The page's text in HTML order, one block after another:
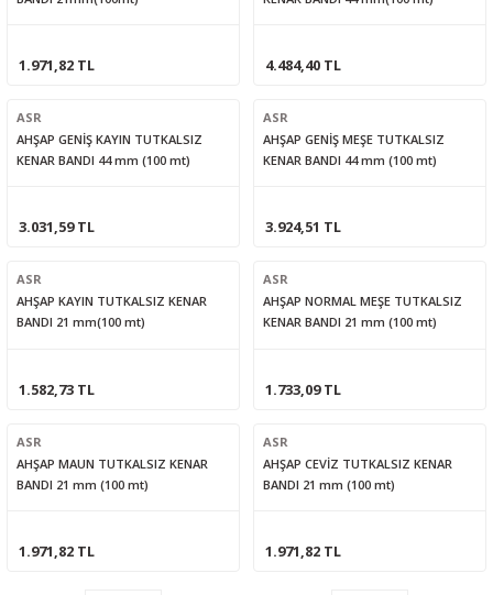
1.971,82 TL 4.484,40 TL
ASR
AHŞAP GENİŞ KAYIN TUTKALSIZ
KENAR BANDI 44 mm (100 mt)
3.031,59 TL
ASR
AHŞAP GENİŞ MEŞE TUTKALSIZ
KENAR BANDI 44 mm (100 mt)
3.924,51 TL
ASR
AHŞAP KAYIN TUTKALSIZ KENAR
BANDI 21 mm(100 mt)
1.582,73 TL
ASR
AHŞAP NORMAL MEŞE TUTKALSIZ
KENAR BANDI 21 mm (100 mt)
1.733,09 TL
ASR
AHŞAP MAUN TUTKALSIZ KENAR
BANDI 21 mm (100 mt)
1.971,82 TL
ASR
AHŞAP CEVİZ TUTKALSIZ KENAR
BANDI 21 mm (100 mt)
1.971,82 TL